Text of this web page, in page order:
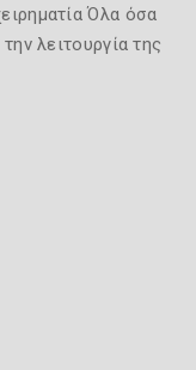
Όλα όσα
λειτουργία της